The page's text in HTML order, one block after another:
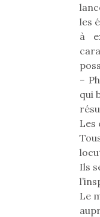
les
à
–
qui
Les
Ils
Le
occupations n’est